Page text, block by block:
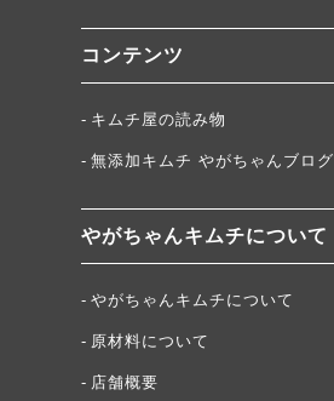
コンテンツ
キムチ屋の読み物
無添加キムチ やがちゃんブログ
やがちゃんキムチについて
やがちゃんキムチについて
原材料について
店舗概要